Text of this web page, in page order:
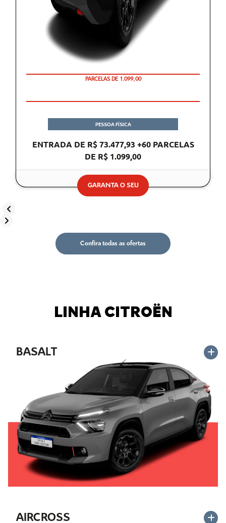
PARCELAS DE 1.099,00
ENTRADA DE R$ 73.477,93 +60 PARCELAS
DE R$ 1.099,00
PESSOA FÍSICA
GARANTA O SEU
templates.template-01.components.carousel.texts.control_prev
templates.template-01.components.carousel.texts.control_next
Confira todas as ofertas
LINHA CITROËN
BASALT
AIRCROSS